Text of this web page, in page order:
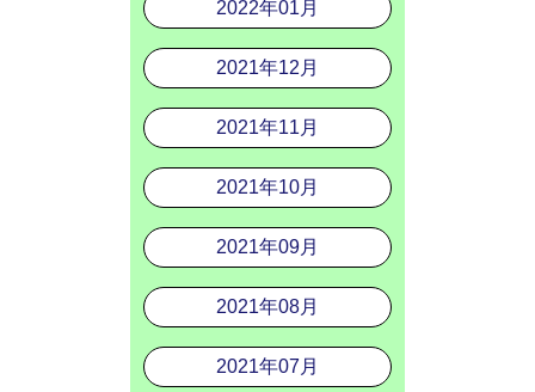
2022年01月
2021年12月
2021年11月
2021年10月
2021年09月
2021年08月
2021年07月